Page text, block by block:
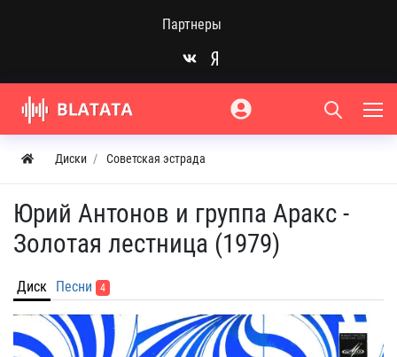
Партнеры
Диски Советская эстрада
Юрий Антонов и группа Аракс -
Золотая лестница (1979)
Диск Песни 4